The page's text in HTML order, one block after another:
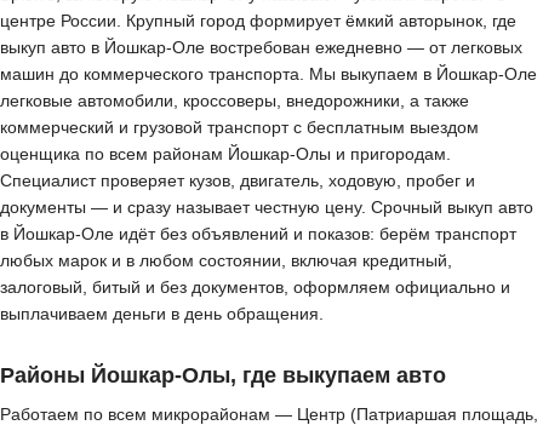
центре России. Крупный город формирует ёмкий авторынок, где
выкуп авто в Йошкар-Оле востребован ежедневно — от легковых
машин до коммерческого транспорта. Мы выкупаем в Йошкар-Оле
легковые автомобили, кроссоверы, внедорожники, а также
коммерческий и грузовой транспорт с бесплатным выездом
оценщика по всем районам Йошкар-Олы и пригородам.
Специалист проверяет кузов, двигатель, ходовую, пробег и
документы — и сразу называет честную цену. Срочный выкуп авто
в Йошкар-Оле идёт без объявлений и показов: берём транспорт
любых марок и в любом состоянии, включая кредитный,
залоговый, битый и без документов, оформляем официально и
выплачиваем деньги в день обращения.
Районы Йошкар-Олы, где выкупаем авто
Работаем по всем микрорайонам — Центр (Патриаршая площадь,